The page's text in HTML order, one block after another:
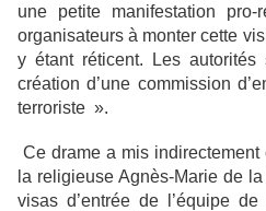
une petite manifestation pro-
organisateurs à monter cette
y étant réticent. Les
création d’une commission
terroriste ».
Ce drame a mis
la religieuse Agnès-Marie de
visas d’entrée de l’équipe